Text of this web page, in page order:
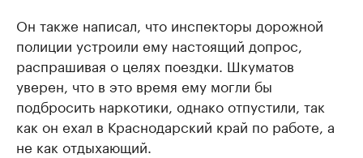
Он также написал, что инспекторы дорожной
полиции устроили ему настоящий допрос,
распрашивая о целях поездки. Шкуматов
уверен, что в это время ему могли бы
подбросить наркотики, однако отпустили, так
как он ехал в Краснодарский край по работе, а
не как отдыхающий.